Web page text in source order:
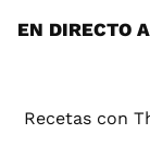
EN DIRECTO
Recetas con